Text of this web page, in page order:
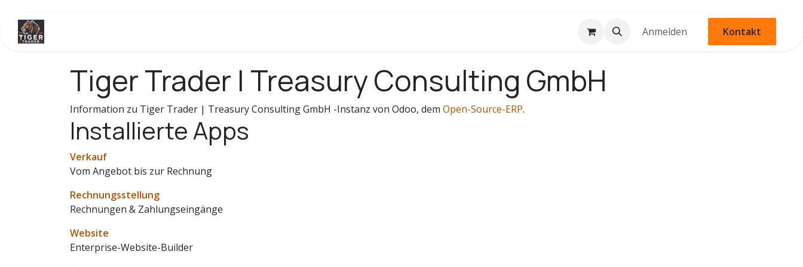
Anmelden Kontakt
Tiger Trader | Treasury Consulting GmbH
Information zu Tiger Trader | Treasury Consulting GmbH -Instanz von Odoo, dem Open-Source-ERP.
Installierte Apps
Verkauf
Vom Angebot bis zur Rechnung
Rechnungsstellung
Rechnungen & Zahlungseingänge
Website
Enterprise-Website-Builder